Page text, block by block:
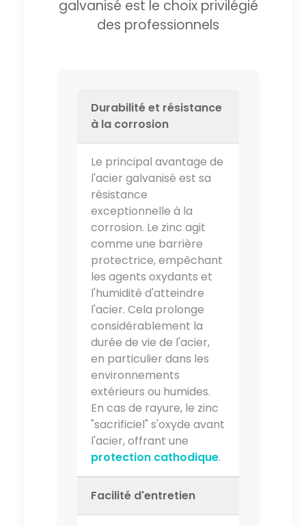
galvanisé est le choix privilégié
des professionnels
Durabilité et résistance
à la corrosion
Le principal avantage de
l'acier galvanisé est sa
résistance
exceptionnelle à la
corrosion. Le zinc agit
comme une barrière
protectrice, empêchant
les agents oxydants et
l'humidité d'atteindre
l'acier. Cela prolonge
considérablement la
durée de vie de l'acier,
en particulier dans les
environnements
extérieurs ou humides.
En cas de rayure, le zinc
"sacrificiel" s'oxyde avant
l'acier, offrant une
protection cathodique.
Facilité d'entretien